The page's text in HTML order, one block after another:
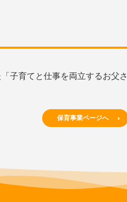
子育てと仕事を両立するお父さ
保育事業ページへ